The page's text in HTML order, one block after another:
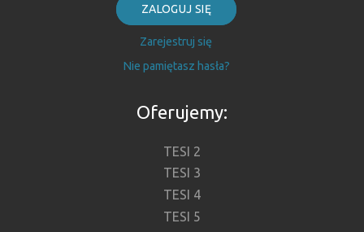
ZALOGUJ SIĘ
Zarejestruj się
Nie pamiętasz hasła?
Oferujemy:
TESI 2
TESI 3
TESI 4
TESI 5